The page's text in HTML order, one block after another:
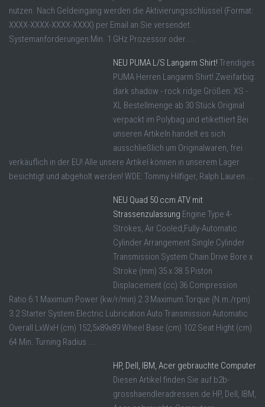
nutzen. Nach Geldeingang werden die Aktivierungsschlüssel (Format:
XXXX-XXXX-XXXX-XXXX) per Email an Sie versendet.
Systemanforderungen:Min. 1 GHz Prozessor oder ...
NEU PUMA L/S Langarm Shirt! Trendiges
PUMA Herren Langarm Shirt! Zweifarbig:
dark shadow - rock ridge Größen: XS -
XL Bestellmenge ab 30 Stück Original
verpackt im Polybag und etikettiert Bei
unseren Artikeln handelt es sich
ausschließlich um Originalwaren, frei
verkäuflich in der EU! Alle unsere Artikel können in unserem Lager
besichtigt und abgeholt werden! WDE: Tommy Hilfiger, Ralph Lauren ...
NEU Quad 50 ccm ATV mit
Strassenzulassung Engine Type 4-
Strokes, Air Cooled,Fully-Automatic
Cylinder Arrangement Single Cylinder
Transmission System Chain Drive Bore x
Stroke (mm) 35 x 38.5 Piston
Displacement (cc) 36 Compression
Ratio 6:1 Maximum Power (kw/r/min) 2.3 Maximum Torque (N.m./rpm)
3.2 Starter System Electric Lubrication Auto Transmission Automatic
Overall LxWxH (cm) 152,5x89x89 Wheel Base (cm) 102 Seat Hight (cm)
64 Min. Turning Radius ...
HP, Dell, IBM, Acer gebrauchte Computer
Diesen Artikel finden Sie auf b2b-
grosshaendleradressen.de HP, Dell, IBM,